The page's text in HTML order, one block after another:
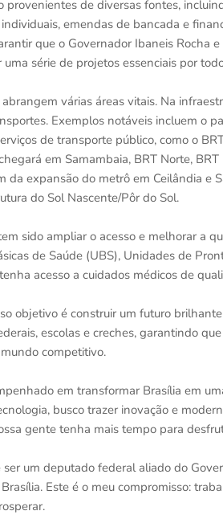
provenientes de diversas fontes,
emendas de bancada e
que o Governador Ibaneis Rocha
série de projetos essenciais por
várias áreas vitais. Na
Exemplos notáveis incluem o
de transporte público, como o
em Samambaia, BRT Norte,
da expansão do metrô em Ceilândia e
do Sol Nascente/Pôr do Sol.
sido ampliar o acesso e melhorar a
de Saúde (UBS), Unidades de
acesso a cuidados médicos de
objetivo é construir um futuro
escolas e creches, garantindo
competitivo.
em transformar Brasília em
busco trazer inovação e
gente tenha mais tempo para
um deputado federal aliado do
Este é o meu compromisso: